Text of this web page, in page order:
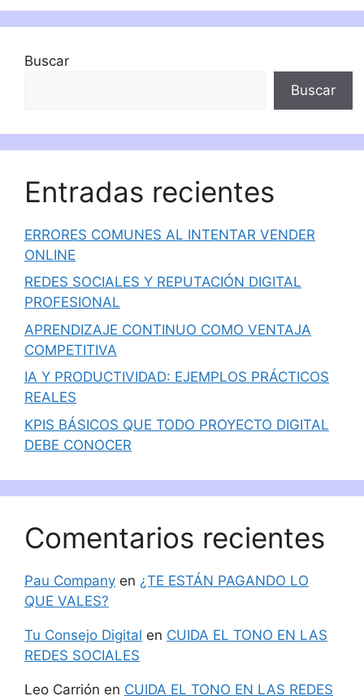
Buscar
Buscar
Entradas recientes
ERRORES COMUNES AL INTENTAR VENDER
ONLINE
REDES SOCIALES Y REPUTACIÓN DIGITAL
PROFESIONAL
APRENDIZAJE CONTINUO COMO VENTAJA
COMPETITIVA
IA Y PRODUCTIVIDAD: EJEMPLOS PRÁCTICOS
REALES
KPIS BÁSICOS QUE TODO PROYECTO DIGITAL
DEBE CONOCER
Comentarios recientes
Pau Company en ¿TE ESTÁN PAGANDO LO
QUE VALES?
Tu Consejo Digital en CUIDA EL TONO EN LAS
REDES SOCIALES
Leo Carrión en CUIDA EL TONO EN LAS REDES